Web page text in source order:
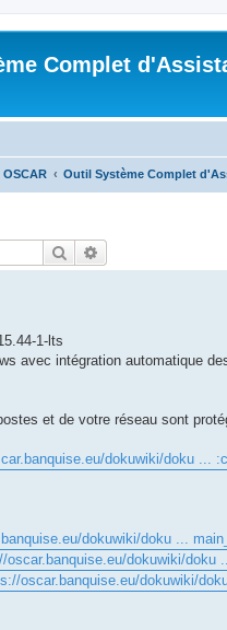
Complet
Outil Système Complet
Rechercher
1-lts
avec intégration automatique
et de votre réseau sont
dokuwiki/doku ...
dokuwiki/doku ...
oscar.banquise.eu/dokuwiki/doku
oscar.banquise.eu/dokuwiki/